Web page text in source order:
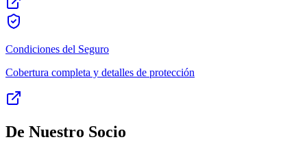
Condiciones del Seguro
Cobertura completa y detalles de protección
De Nuestro Socio